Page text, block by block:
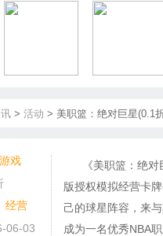
> 活动 > 美职篮：绝对巨星(0.1
戏
经营
06-03
《美职篮：绝
版授权模拟经营卡
己的球星阵容，来
成为一名优秀NBA